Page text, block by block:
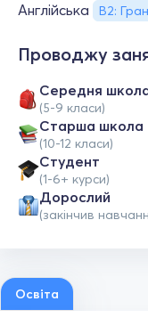
Англійська
B2:
Проводжу
Середня
(5-9 класи)
Старша школа
(10-12 класи)
Студент
(1-6+ курси)
Дорослий
(закінчив
Освіта